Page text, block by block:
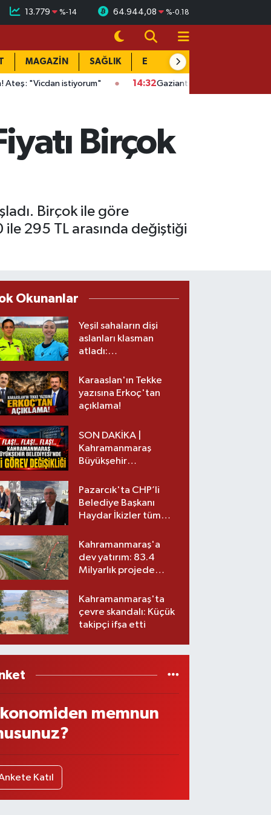
13.779 %-14 64.944,08 %-0.18
MAGAZİN SAĞLIK EĞİTİM
istiyorum" 14:32 Gaziantep'te kaçak kazıya suçüstü: Evin
Birçok
Birçok ile göre
ile 295 TL arasında değiştiği
Okunanlar
Yeşil sahaların dişi
aslanları klasman
atladı:
üst lige iki transfer!
Karaaslan'ın Tekke
yazısına Erkoç'tan
açıklama!
SON DAKİKA |
Kahramanmaraş
Büyükşehir
görev değişikliği!
Pazarcık'ta CHP’li
Belediye Başkanı
Haydar İkizler tüm
yeni partisi
Kahramanmaraş'a
dev yatırım: 83.4
Milyarlık projede
Kahramanmaraş'ta
çevre skandalı: Küçük
takipçi ifşa etti
memnun
Katıl